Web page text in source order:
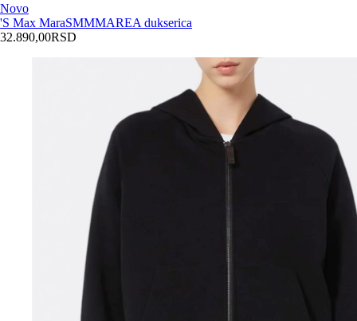
Novo
'S Max MaraSMMMAREA dukserica
32.890,00RSD